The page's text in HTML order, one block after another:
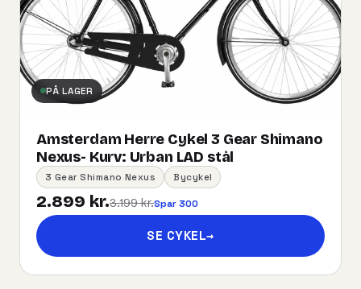
PÅ LAGER
Amsterdam Herre Cykel 3 Gear Shimano
Nexus- Kurv:​ ​Urban​ ​LAD​ ​stål
3 Gear Shimano Nexus Bycykel
2.899 kr.3.199 kr.Spar 300
SE CYKEL→